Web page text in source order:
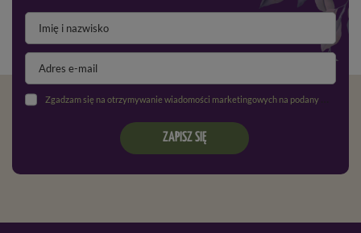
Zgadzam się na otrzymywanie wiadomości marketingowych na podany adres e-mail oraz przetwarzanie danych osobowych zgodnie z
ZAPISZ SIĘ